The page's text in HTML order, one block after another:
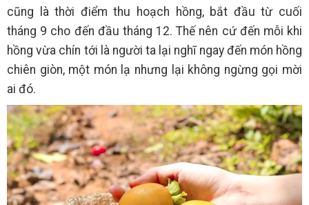
cũng là thời điểm thu hoạch hồng, bắt đầu từ cuối
tháng 9 cho đến đầu tháng 12. Thế nên cứ đến mỗi khi
hồng vừa chín tới là người ta lại nghĩ ngay đến món hồng
chiên giòn, một món lạ nhưng lại không ngừng gọi mời
ai đó.